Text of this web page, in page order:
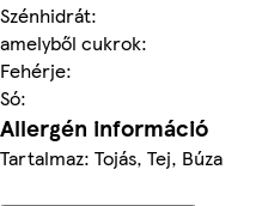
Szénhidrát:
amelyből cukrok:
Fehérje:
Só:
Allergén információ
Tartalmaz: Tojás, Tej, Búza